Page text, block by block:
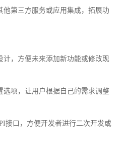
第三方服务或应用集成，拓展功
，方便未来添加新功能或修改现
项，让用户根据自己的需求调整
接口，方便开发者进行二次开发或